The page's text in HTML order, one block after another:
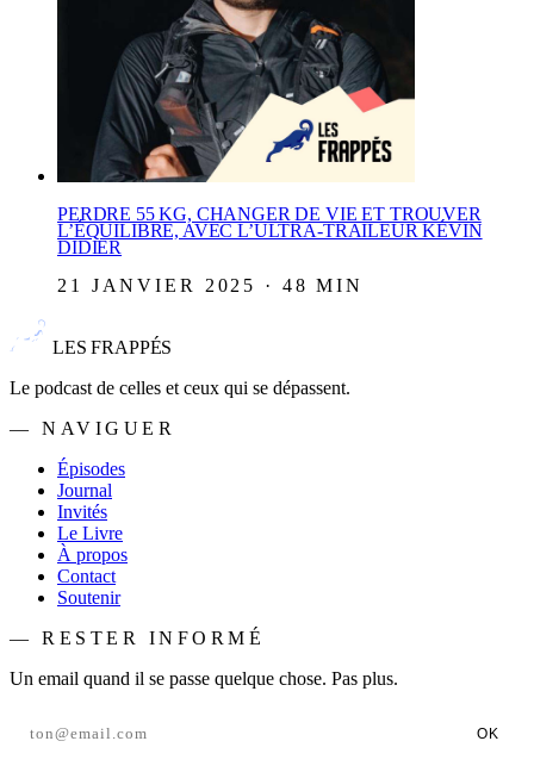
PERDRE 55 KG, CHANGER DE VIE ET TROUVER
L’ÉQUILIBRE, AVEC L’ULTRA-TRAILEUR KÉVIN
DIDIER
21 JANVIER 2025 · 48 MIN
LES FRAPPÉS
Le podcast de celles et ceux qui se dépassent.
— NAVIGUER
Épisodes
Journal
Invités
Le Livre
À propos
Contact
Soutenir
— RESTER INFORMÉ
Un email quand il se passe quelque chose. Pas plus.
OK